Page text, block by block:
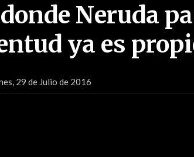
Neruda
ya es
29 de Julio de 2016